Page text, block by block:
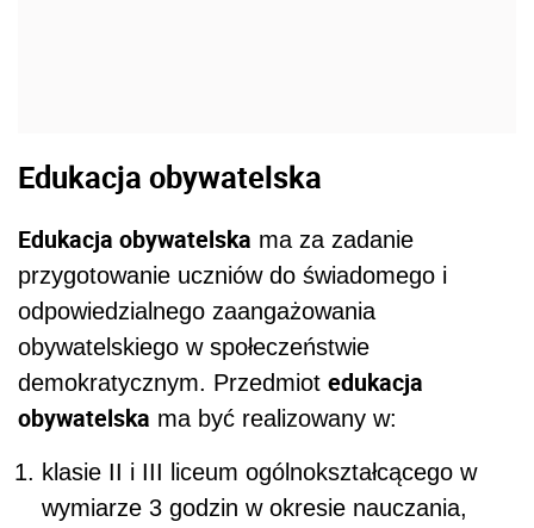
Edukacja obywatelska
Edukacja obywatelska ma za zadanie
przygotowanie uczniów do świadomego i
odpowiedzialnego zaangażowania
obywatelskiego w społeczeństwie
demokratycznym. Przedmiot edukacja
obywatelska ma być realizowany w:
klasie II i III liceum ogólnokształcącego w
wymiarze 3 godzin w okresie nauczania,